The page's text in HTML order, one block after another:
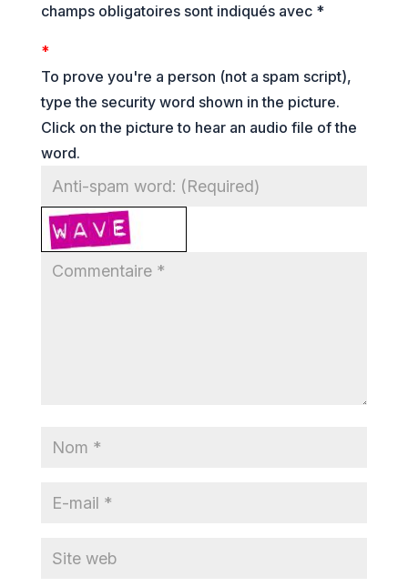
champs obligatoires sont indiqués avec *
*
To prove you're a person (not a spam script),
type the security word shown in the picture.
Click on the picture to hear an audio file of the
word.